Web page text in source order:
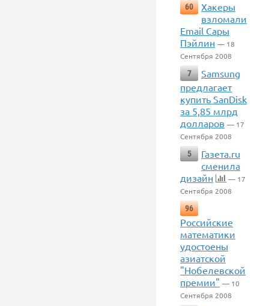
60
Хакеры
взломали
Email Сары
Пэйлин — 18
Сентября 2008
7
Samsung
предлагает
купить SanDisk
за 5,85 млрд
долларов — 17
Сентября 2008
5
Газета.ru
сменила
дизайн
— 17
Сентября 2008
96
Российские
математики
удостоены
азиатской
"Нобелевской
премии" — 10
Сентября 2008